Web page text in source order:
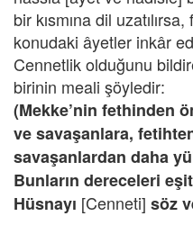
bir kısmına dil
konudaki âyetler inkâr
Cennetlik olduğunu
birinin meali şöyledir:
(Mekke’nin fethinden
ve savaşanlara,
savaşanlardan daha
Bunların dereceleri
Hüsnayı [Cenneti] söz